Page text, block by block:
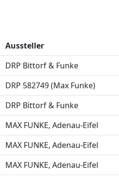
Aussteller
DRP Bittorf & Funke
DRP 582749 (Max Funke)
DRP Bittorf & Funke
MAX FUNKE, Adenau-Eifel
MAX FUNKE, Adenau-Eifel
MAX FUNKE, Adenau-Eifel